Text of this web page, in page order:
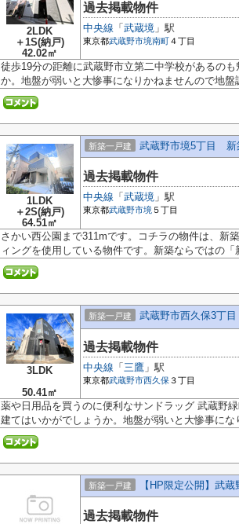
2LDK
＋1S(納戸)
42.02㎡
過去掲載物件
中央線 「 武蔵境 」駅
東京都武蔵野市境南町 ４丁目
徒歩19分の距離に武蔵野市立第二中学校があるの
か。地盤が弱いと大惨事になりかねませんので地
1LDK
＋2S(納戸)
64.51㎡
新築一戸建 武蔵野市境5丁目
過去掲載物件
中央線 「 武蔵境 」駅
東京都武蔵野市境 ５丁目
さかい西公園まで311mです。コチラの物件は、新
ィングを使用している物件です。新築ならではの
3LDK
50.41㎡
新築一戸建 武蔵野市西久保3丁
過去掲載物件
中央線 「 三鷹 」駅
東京都武蔵野市西久保３丁目
薬や日用品を買うのに便利なサンドラッグ 武蔵野
建てはいかがでしょうか。地盤が弱いと大惨事に
新築一戸建 【HP限定公開】武
過去掲載物件